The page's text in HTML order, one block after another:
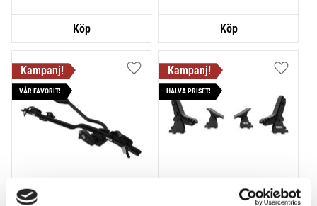
VÅR FAVORIT!
Lägg till i favoriter
HALVA PRISET!
Lägg